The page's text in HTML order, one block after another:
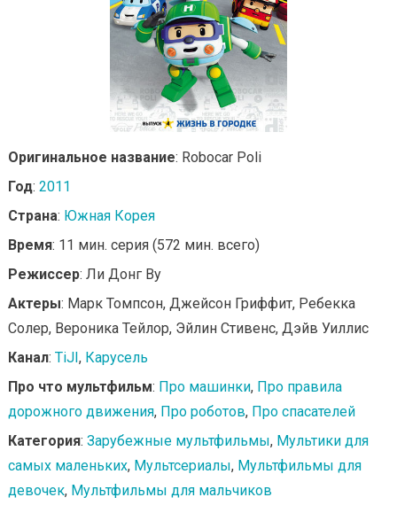
Оригинальное название: Robocar Poli
Год: 2011
Страна: Южная Корея
Время: 11 мин. серия (572 мин. всего)
Режиссер: Ли Донг Ву
Актеры: Марк Томпсон, Джейсон Гриффит, Ребекка
Солер, Вероника Тейлор, Эйлин Стивенс, Дэйв Уиллис
Канал: TiJI, Карусель
Про что мультфильм: Про машинки, Про правила
дорожного движения, Про роботов, Про спасателей
Категория: Зарубежные мультфильмы, Мультики для
самых маленьких, Мультсериалы, Мультфильмы для
девочек, Мультфильмы для мальчиков